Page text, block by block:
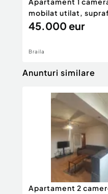
mobilat utilat,
45.000 eur
Braila
Anunturi similare
Apartament 2